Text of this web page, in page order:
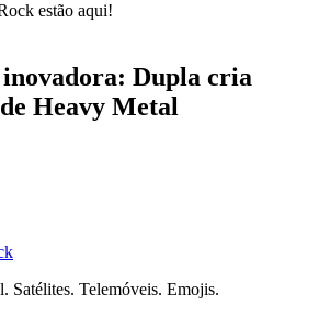
estão aqui!
Dupla cria
Heavy Metal
Satélites. Telemóveis. Emojis.